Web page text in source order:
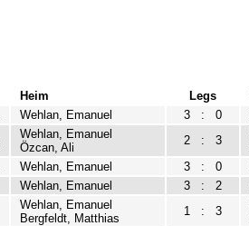
Heim Legs
Wehlan, Emanuel 3 : 0
Wehlan, Emanuel
Özcan, Ali
2 : 3
Wehlan, Emanuel 3 : 0
Wehlan, Emanuel 3 : 2
Wehlan, Emanuel
Bergfeldt, Matthias
1 : 3